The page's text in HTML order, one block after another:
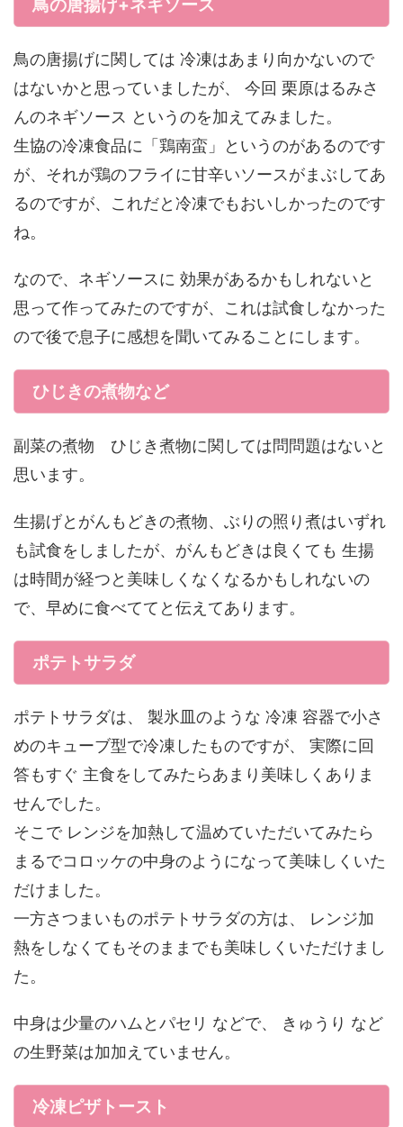
鳥の唐揚げ+ネギソース
鳥の唐揚げに関しては 冷凍はあまり向かないので
はないかと思っていましたが、 今回 栗原はるみさ
んのネギソース というのを加えてみました。
生協の冷凍食品に「鶏南蛮」というのがあるのです
が、それが鶏のフライに甘辛いソースがまぶしてあ
るのですが、これだと冷凍でもおいしかったのです
ね。
なので、ネギソースに 効果があるかもしれないと
思って作ってみたのですが、これは試食しなかった
ので後で息子に感想を聞いてみることにします。
ひじきの煮物など
副菜の煮物 ひじき煮物に関しては問問題はないと
思います。
生揚げとがんもどきの煮物、ぶりの照り煮はいずれ
も試食をしましたが、がんもどきは良くても 生揚
は時間が経つと美味しくなくなるかもしれないの
で、早めに食べててと伝えてあります。
ポテトサラダ
ポテトサラダは、 製氷皿のような 冷凍 容器で小さ
めのキューブ型で冷凍したものですが、 実際に回
答もすぐ 主食をしてみたらあまり美味しくありま
せんでした。
そこで レンジを加熱して温めていただいてみたら
まるでコロッケの中身のようになって美味しくいた
だけました。
一方さつまいものポテトサラダの方は、 レンジ加
熱をしなくてもそのままでも美味しくいただけまし
た。
中身は少量のハムとパセリ などで、 きゅうり など
の生野菜は加加えていません。
冷凍ピザトースト